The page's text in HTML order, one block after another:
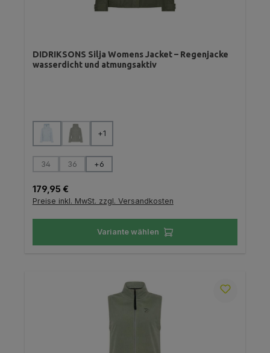
DIDRIKSONS Silja Womens Jacket – Regenjacke
wasserdicht und atmungsaktiv
Farbe auswählen
(Diese Option ist zurzeit nicht verfügbar.)
+1
Größe auswählen
34
(Diese Option ist zurzeit nicht verfügbar.)
36
(Diese Option ist zurzeit nicht verfügbar.)
+6
Regulärer Preis:
179,95 €
Preise inkl. MwSt. zzgl. Versandkosten
Variante wählen